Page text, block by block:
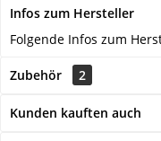
Infos zum Hersteller
Folgende Infos zum
Zubehör 2
Kunden kauften auch